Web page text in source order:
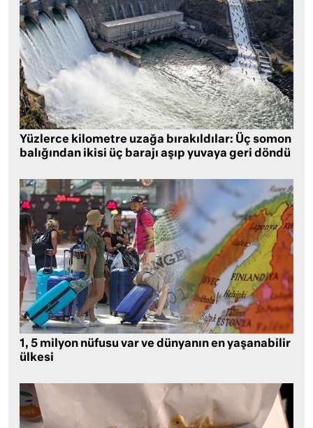
Yüzlerce kilometre uzağa bırakıldılar: Üç somon
balığından ikisi üç barajı aşıp yuvaya geri döndü
1, 5 milyon nüfusu var ve dünyanın en yaşanabilir
ülkesi